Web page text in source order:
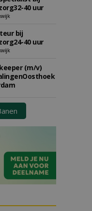
40 uur
bij
40 uur
(m/v)